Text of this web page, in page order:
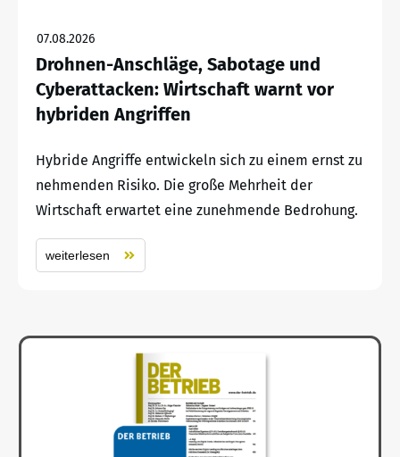
07.08.2026
Drohnen-Anschläge, Sabotage und
Cyberattacken: Wirtschaft warnt vor
hybriden Angriffen
Hybride Angriffe entwickeln sich zu einem ernst zu
nehmenden Risiko. Die große Mehrheit der
Wirtschaft erwartet eine zunehmende Bedrohung.
weiterlesen